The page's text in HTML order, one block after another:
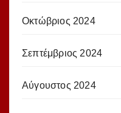
Οκτώβριος 2024
Σεπτέμβριος 2024
Αύγουστος 2024